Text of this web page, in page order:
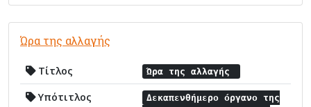
Ώρα της αλλαγής
Τίτλος Ώρα της αλλαγής
Υπότιτλος
Δεκαπενθήμερο όργανο της